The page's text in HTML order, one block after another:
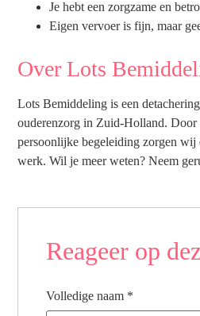
Je hebt een zorgzame en
Eigen vervoer is fijn, maar
Over Lots
Lots Bemiddeling is een
ouderenzorg in Zuid-Holland. Door
persoonlijke begeleiding zorgen
werk. Wil je meer weten? Neem
Reageer op
Volledige naam *